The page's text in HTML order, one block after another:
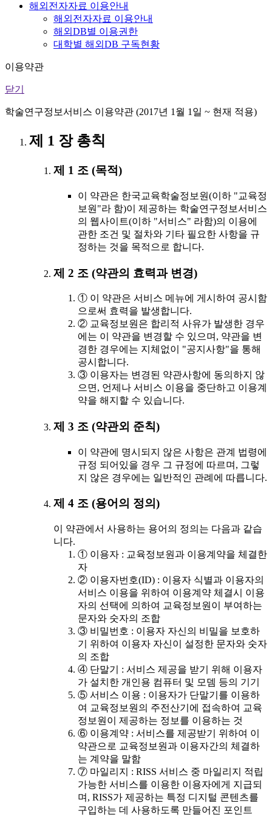
해외전자자료 이용안내
해외전자자료 이용안내
해외DB별 이용권한
대학별 해외DB 구독현황
이용약관
닫기
학술연구정보서비스 이용약관 (2017년 1월 1일 ~ 현재 적용)
제 1 장 총칙
제 1 조 (목적)
이 약관은 한국교육학술정보원(이하 "교육정
보원"라 함)이 제공하는 학술연구정보서비스
의 웹사이트(이하 "서비스" 라함)의 이용에
관한 조건 및 절차와 기타 필요한 사항을 규
정하는 것을 목적으로 합니다.
제 2 조 (약관의 효력과 변경)
① 이 약관은 서비스 메뉴에 게시하여 공시함
으로써 효력을 발생합니다.
② 교육정보원은 합리적 사유가 발생한 경우
에는 이 약관을 변경할 수 있으며, 약관을 변
경한 경우에는 지체없이 "공지사항"을 통해
공시합니다.
③ 이용자는 변경된 약관사항에 동의하지 않
으면, 언제나 서비스 이용을 중단하고 이용계
약을 해지할 수 있습니다.
제 3 조 (약관외 준칙)
이 약관에 명시되지 않은 사항은 관계 법령에
규정 되어있을 경우 그 규정에 따르며, 그렇
지 않은 경우에는 일반적인 관례에 따릅니다.
제 4 조 (용어의 정의)
이 약관에서 사용하는 용어의 정의는 다음과 같습
니다.
① 이용자 : 교육정보원과 이용계약을 체결한
자
② 이용자번호(ID) : 이용자 식별과 이용자의
서비스 이용을 위하여 이용계약 체결시 이용
자의 선택에 의하여 교육정보원이 부여하는
문자와 숫자의 조합
③ 비밀번호 : 이용자 자신의 비밀을 보호하
기 위하여 이용자 자신이 설정한 문자와 숫자
의 조합
④ 단말기 : 서비스 제공을 받기 위해 이용자
가 설치한 개인용 컴퓨터 및 모뎀 등의 기기
⑤ 서비스 이용 : 이용자가 단말기를 이용하
여 교육정보원의 주전산기에 접속하여 교육
정보원이 제공하는 정보를 이용하는 것
⑥ 이용계약 : 서비스를 제공받기 위하여 이
약관으로 교육정보원과 이용자간의 체결하
는 계약을 말함
⑦ 마일리지 : RISS 서비스 중 마일리지 적립
가능한 서비스를 이용한 이용자에게 지급되
며, RISS가 제공하는 특정 디지털 콘텐츠를
구입하는 데 사용하도록 만들어진 포인트